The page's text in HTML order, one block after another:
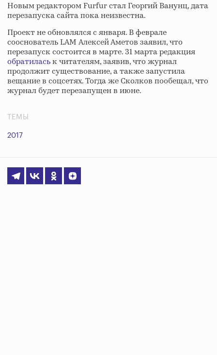
Новым редактором Furfur стал Георгий Ванунц, дата
перезапуска сайта пока неизвестна.
Проект не обновлялся с января. В феврале
сооснователь LAM Алексей Аметов заявил, что
перезапуск состоится в марте. 31 марта редакция
обратиласьк читателям, заявив, что журнал
продолжит существование, а также запустила
вещание в соцсетях. Тогда же Сколков пообещал, что
журнал будет перезапущен в июне.
ТЕМЫ
2017